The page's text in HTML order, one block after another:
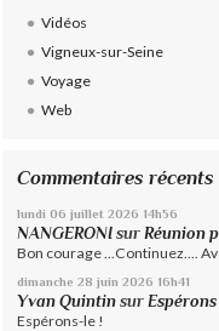
Vidéos
Vigneux-sur-Seine
Voyage
Web
Commentaires récents
lundi 06 juillet 2026 14h56
NANGERONI surRéunion
Bon courage ...Continuez....
dimanche 28 juin 2026 16h41
Yvan Quintin sur
Espérons-le !